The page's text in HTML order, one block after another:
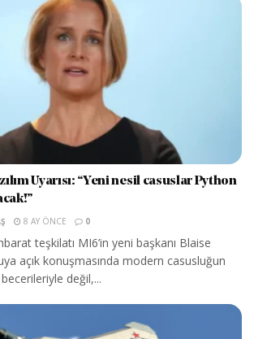
Uyarısı: “Yeni nesil casuslar Python
8 AY ÖNCE 0
teşkilatı MI6’in yeni başkanı Blaise
açık konuşmasında modern casusluğun
değil,...